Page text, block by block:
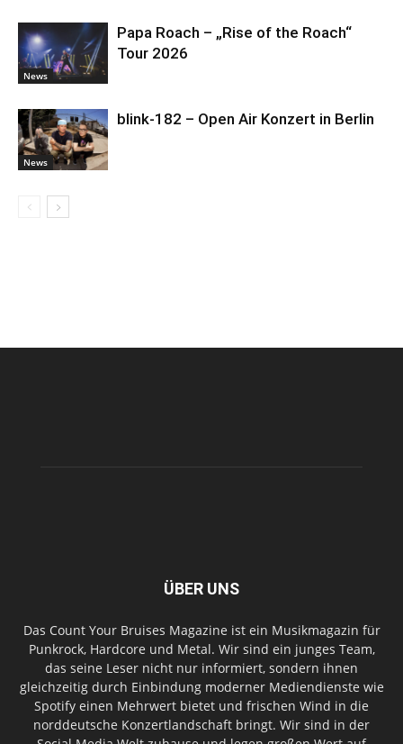
News
Papa Roach – „Rise of the Roach“
Tour 2026
News
blink-182 – Open Air Konzert in Berlin
ÜBER UNS
Das Count Your Bruises Magazine ist ein Musikmagazin für
Punkrock, Hardcore und Metal. Wir sind ein junges Team,
das seine Leser nicht nur informiert, sondern ihnen
gleichzeitig durch Einbindung moderner Mediendienste wie
Spotify einen Mehrwert bietet und frischen Wind in die
norddeutsche Konzertlandschaft bringt. Wir sind in der